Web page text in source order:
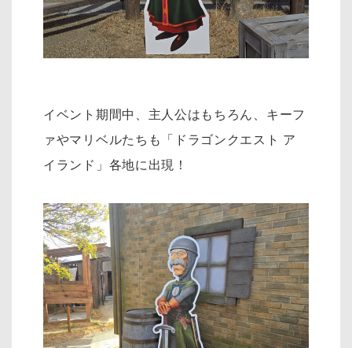
イベント期間中、主人公はもちろん、キーフ
ァやマリベルたちも「ドラゴンクエスト ア
イランド」各地に出現！